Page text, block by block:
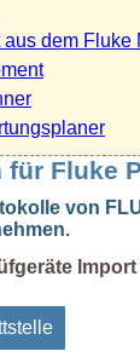
dem Fluke
für Fluke
von